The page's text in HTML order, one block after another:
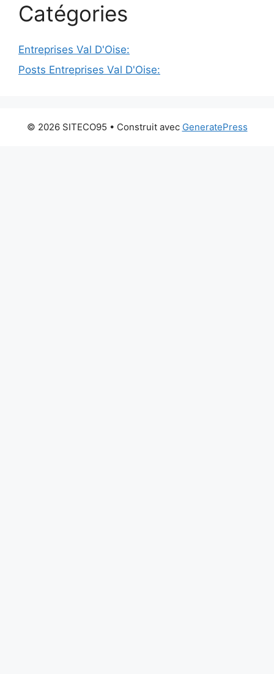
Catégories
Entreprises Val D'Oise:
Posts Entreprises Val D'Oise:
© 2026 SITECO95 • Construit avec GeneratePress